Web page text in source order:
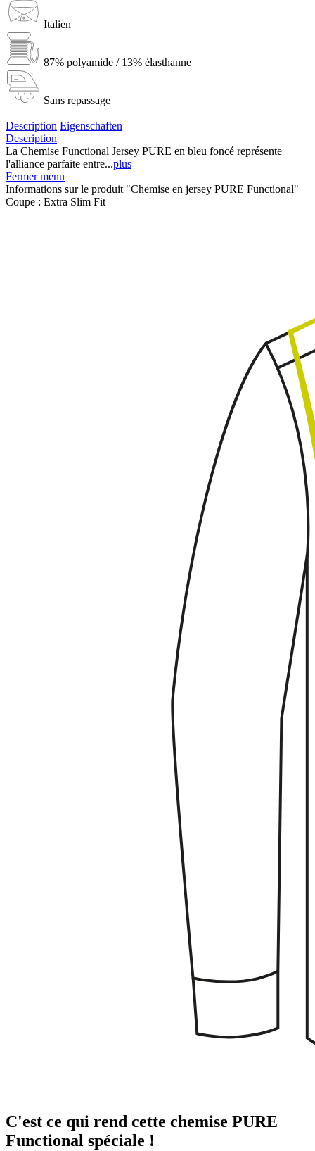
Italien
87% polyamide / 13% élasthanne
Sans repassage
Description Eigenschaften
Description
La Chemise Functional Jersey PURE en bleu foncé représente
l'alliance parfaite entre...plus
Fermer menu
Informations sur le produit "Chemise en jersey PURE Functional"
Coupe : Extra Slim Fit
C'est ce qui rend cette chemise PURE
Functional spéciale !